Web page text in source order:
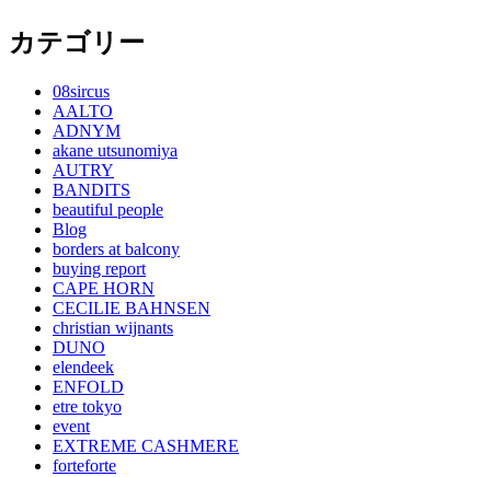
カテゴリー
08sircus
AALTO
ADNYM
akane utsunomiya
AUTRY
BANDITS
beautiful people
Blog
borders at balcony
buying report
CAPE HORN
CECILIE BAHNSEN
christian wijnants
DUNO
elendeek
ENFOLD
etre tokyo
event
EXTREME CASHMERE
forteforte